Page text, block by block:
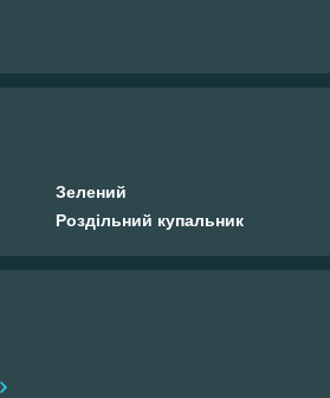
Зелений
Роздільний купальник